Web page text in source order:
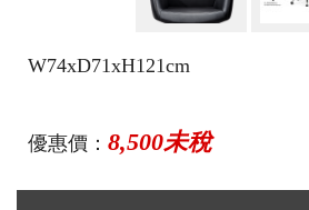
W74xD71xH121cm
優惠價： 8,500未稅